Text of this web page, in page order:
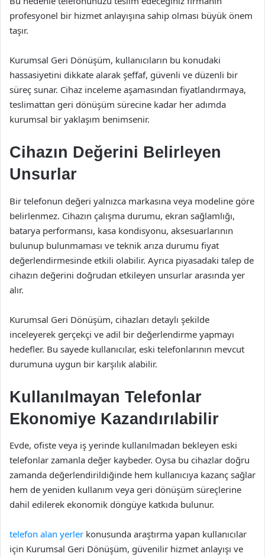
profesyonel bir hizmet anlayışına sahip olması büyük önem
taşır.
Kurumsal Geri Dönüşüm, kullanıcıların bu konudaki
hassasiyetini dikkate alarak şeffaf, güvenli ve düzenli bir
süreç sunar. Cihaz inceleme aşamasından fiyatlandırmaya,
teslimattan geri dönüşüm sürecine kadar her adımda
kurumsal bir yaklaşım benimsenir.
Cihazın Değerini Belirleyen
Unsurlar
Bir telefonun değeri yalnızca markasına veya modeline göre
belirlenmez. Cihazın çalışma durumu, ekran sağlamlığı,
batarya performansı, kasa kondisyonu, aksesuarlarının
bulunup bulunmaması ve teknik arıza durumu fiyat
değerlendirmesinde etkili olabilir. Ayrıca piyasadaki talep de
cihazın değerini doğrudan etkileyen unsurlar arasında yer
alır.
Kurumsal Geri Dönüşüm, cihazları detaylı şekilde
inceleyerek gerçekçi ve adil bir değerlendirme yapmayı
hedefler. Bu sayede kullanıcılar, eski telefonlarının mevcut
durumuna uygun bir karşılık alabilir.
Kullanılmayan Telefonlar
Ekonomiye Kazandırılabilir
Evde, ofiste veya iş yerinde kullanılmadan bekleyen eski
telefonlar zamanla değer kaybeder. Oysa bu cihazlar doğru
zamanda değerlendirildiğinde hem kullanıcıya kazanç sağlar
hem de yeniden kullanım veya geri dönüşüm süreçlerine
dahil edilerek ekonomik döngüye katkıda bulunur.
telefon alan yerler konusunda araştırma yapan kullanıcılar
için Kurumsal Geri Dönüşüm, güvenilir hizmet anlayışı ve